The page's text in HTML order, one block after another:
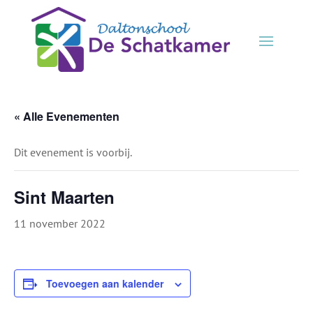
« Alle Evenementen
Dit evenement is voorbij.
Sint Maarten
11 november 2022
Toevoegen aan kalender